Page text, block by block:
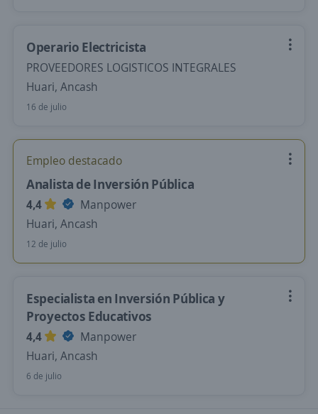
Operario Electricista
PROVEEDORES LOGISTICOS INTEGRALES
Huari, Ancash
16 de julio
Empleo destacado
Analista de Inversión Pública
4,4
Manpower
Huari, Ancash
12 de julio
Especialista en Inversión Pública y
Proyectos Educativos
4,4
Manpower
Huari, Ancash
6 de julio